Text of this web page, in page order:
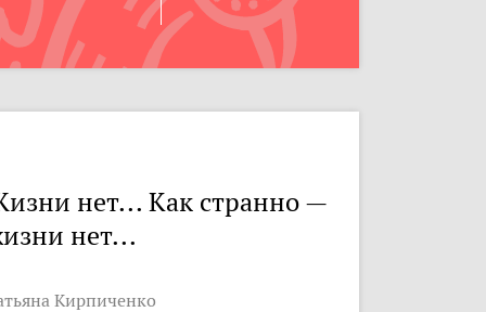
нет... Как странно —
нет...
Кирпиченко